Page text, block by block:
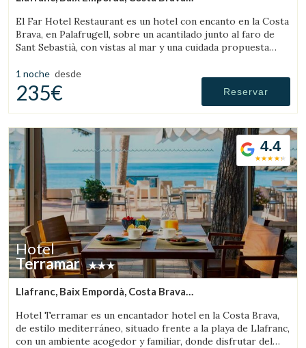
El Far Hotel Restaurant es un hotel con encanto en la Costa
Brava, en Palafrugell, sobre un acantilado junto al faro de
Sant Sebastià, con vistas al mar y una cuidada propuesta
1 noche desde
235€ Reservar
4.4
Hotel
Terramar
Llafranc, Baix Empordà, Costa Brava
Hotel Terramar es un encantador hotel en la Costa Brava,
de estilo mediterráneo, situado frente a la playa de Llafranc,
con un ambiente acogedor y familiar, donde disfrutar del